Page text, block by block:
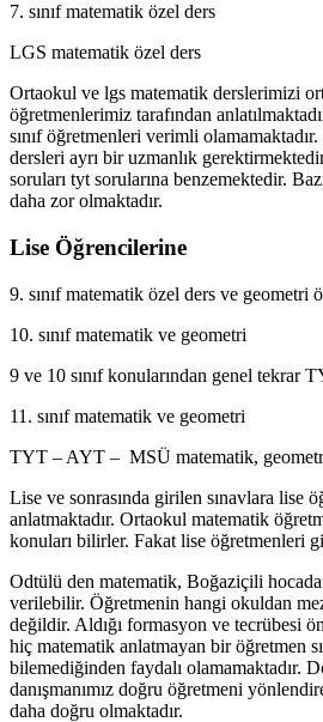
7. sınıf matematik özel ders
LGS matematik özel ders
Ortaokul ve lgs matematik derslerimizi
öğretmenlerimiz tarafından
sınıf öğretmenleri verimli
dersleri ayrı bir uzmanlık
soruları tyt sorularına benzemektedir.
daha zor olmaktadır.
Lise Öğrencilerine
9. sınıf matematik özel ders ve geometri
10. sınıf matematik ve geometri
9 ve 10 sınıf konularından genel tekrar
11. sınıf matematik ve geometri
TYT – AYT – MSÜ matematik,
Lise ve sonrasında girilen sınavlara lise
anlatmaktadır. Ortaokul matematik
konuları bilirler. Fakat lise öğretmenleri
Odtülü den matematik, Boğaziçili
verilebilir. Öğretmenin hangi okuldan
değildir. Aldığı formasyon ve tecrübesi
hiç matematik anlatmayan bir öğretmen
bilemediğinden faydalı olamamaktadır.
danışmanımız doğru öğretmeni
daha doğru olmaktadır.